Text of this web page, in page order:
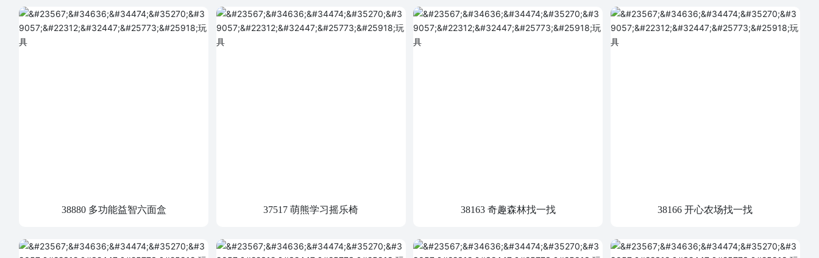
38880 多功能益智六面盒 37517 萌熊学习摇乐椅 38163 奇趣森林找一找 38166 开心农场找一找